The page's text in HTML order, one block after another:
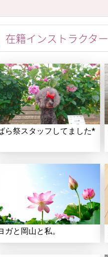
在籍インストラクター
ら祭スタッフしてました*
ガと岡山と私。